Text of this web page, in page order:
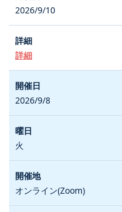
2026/9/10
詳細
2026/9/8
火
オンライン(Zoom)